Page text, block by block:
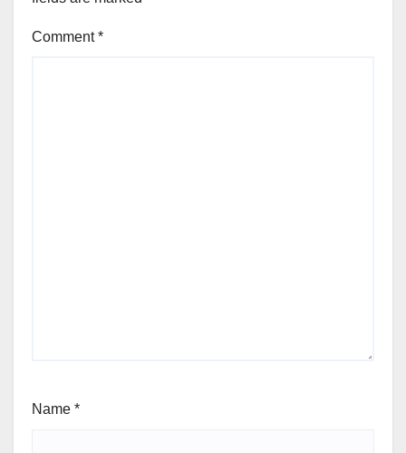
Comment*
Name *